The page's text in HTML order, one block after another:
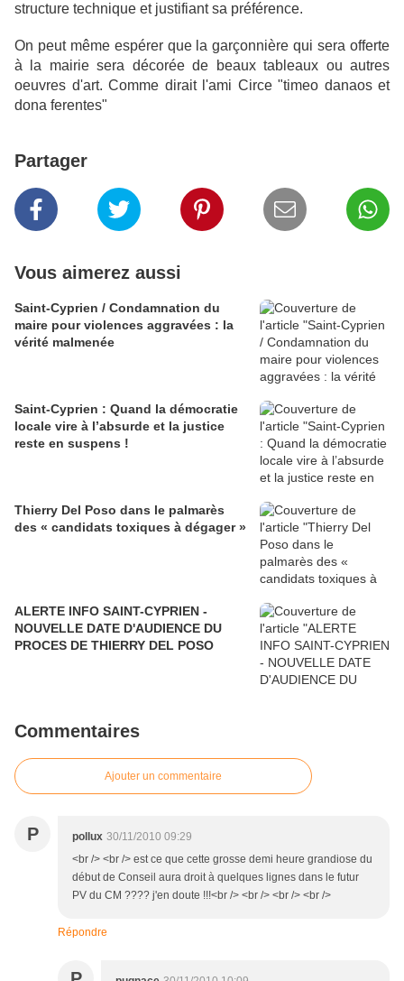
structure technique et justifiant sa préférence.
On peut même espérer que la garçonnière qui sera offerte
à la mairie sera décorée de beaux tableaux ou autres
oeuvres d'art. Comme dirait l'ami Circe "timeo danaos et
dona ferentes"
Partager
Vous aimerez aussi
Saint-Cyprien / Condamnation du
maire pour violences aggravées : la
vérité malmenée
Saint-Cyprien : Quand la démocratie
locale vire à l’absurde et la justice
reste en suspens !
Thierry Del Poso dans le palmarès
des « candidats toxiques à dégager »
ALERTE INFO SAINT-CYPRIEN -
NOUVELLE DATE D'AUDIENCE DU
PROCES DE THIERRY DEL POSO
Commentaires
Ajouter un commentaire
P pollux 30/11/2010 09:29
<br /> <br /> est ce que cette grosse demi heure grandiose du
début de Conseil aura droit à quelques lignes dans le futur
PV du CM ???? j'en doute !!!<br /> <br /> <br /> <br />
Répondre